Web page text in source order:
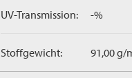
UV-Transmission: -%
Stoffgewicht: 91,00 g/